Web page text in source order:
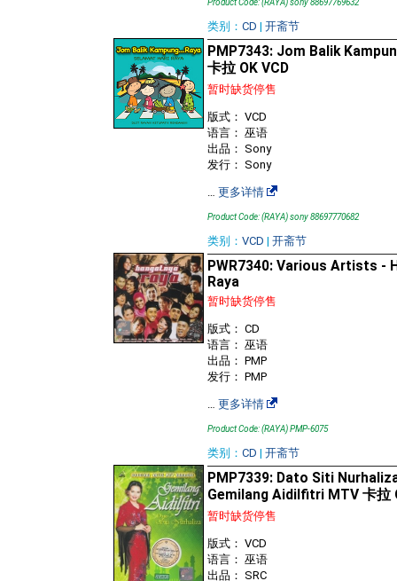
Product Code: (RAYA) sony 88697769632
类别： CD | 开斋节
PMP7343: Jom Balik
卡拉 OK VCD
暂时缺货停售
版式： VCD
语言： 巫语
出品： Sony
发行： Sony
… 更多详情
Product Code: (RAYA) sony 88697770682
类别： VCD | 开斋节
PWR7340: Various Artists -
Raya
暂时缺货停售
版式： CD
语言： 巫语
出品： PMP
发行： PMP
… 更多详情
Product Code: (RAYA) PMP-6075
类别： CD | 开斋节
PMP7339: Dato Siti
Gemilang Aidilfitri MTV 卡拉
暂时缺货停售
版式： VCD
语言： 巫语
出品： SRC